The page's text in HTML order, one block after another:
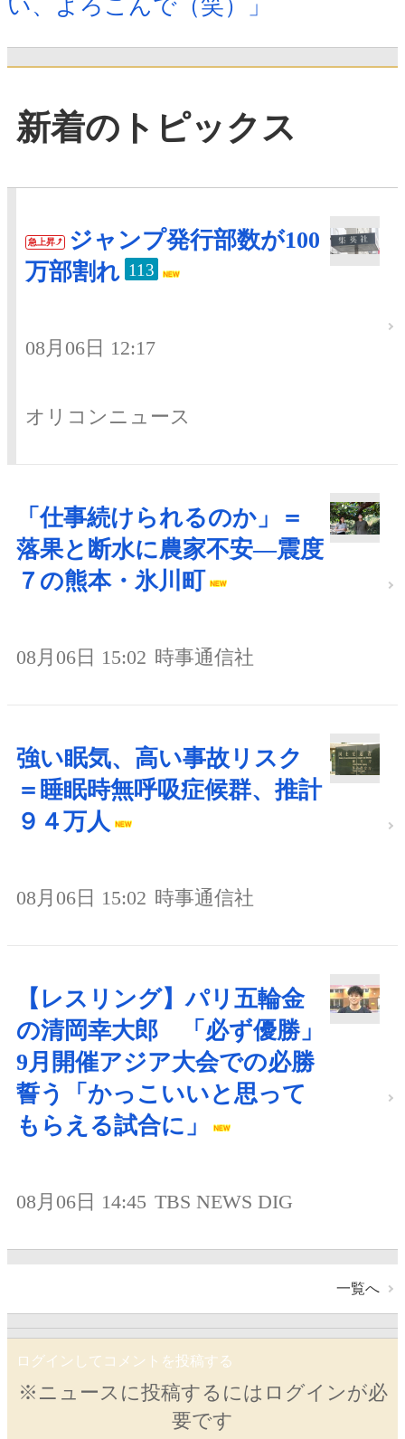
い、よろこんで（笑）」
新着のトピックス
急上昇
ジャンプ発行部数が100
万部割れ 113
08月06日 12:17
オリコンニュース
「仕事続けられるのか」＝
落果と断水に農家不安―震度
７の熊本・氷川町
08月06日 15:02 時事通信社
強い眠気、高い事故リスク
＝睡眠時無呼吸症候群、推計
９４万人
08月06日 15:02 時事通信社
【レスリング】パリ五輪金
の清岡幸大郎 「必ず優勝」
9月開催アジア大会での必勝
誓う「かっこいいと思って
もらえる試合に」
08月06日 14:45 TBS NEWS DIG
一覧へ
ログインしてコメントを投稿する
※ニュースに投稿するにはログインが必
要です